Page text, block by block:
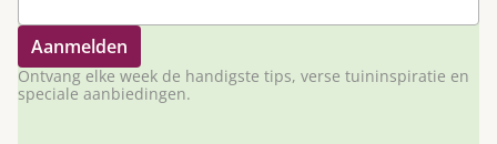
Ontvang elke week de handigste tips, verse tuininspiratie en
speciale aanbiedingen.